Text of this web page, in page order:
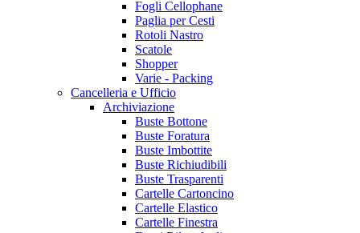
Fogli Cellophane
Paglia per Cesti
Rotoli Nastro
Scatole
Shopper
Varie - Packing
Cancelleria e Ufficio
Archiviazione
Buste Bottone
Buste Foratura
Buste Imbottite
Buste Richiudibili
Buste Trasparenti
Cartelle Cartoncino
Cartelle Elastico
Cartelle Finestra